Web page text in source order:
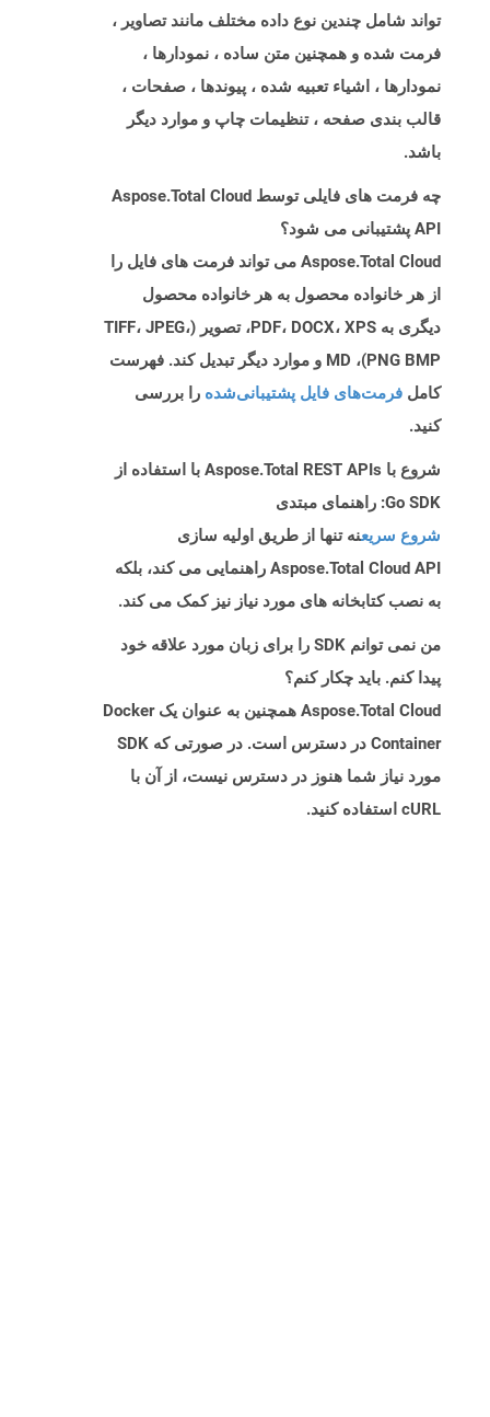
تواند شامل چندین نوع داده مختلف مانند تصاویر ،
فرمت شده و همچنین متن ساده ، نمودارها ،
نمودارها ، اشیاء تعبیه شده ، پیوندها ، صفحات ،
قالب بندی صفحه ، تنظیمات چاپ و موارد دیگر
باشد.
چه فرمت های فایلی توسط Aspose.Total Cloud
API پشتیبانی می شود؟
Aspose.Total Cloud می تواند فرمت های فایل را
از هر خانواده محصول به هر خانواده محصول
دیگری به PDF، DOCX، XPS، تصویر (TIFF، JPEG،
PNG BMP)، MD و موارد دیگر تبدیل کند. فهرست
کامل فرمت‌های فایل پشتیبانی‌شده را بررسی
کنید.
شروع با Aspose.Total REST APIs با استفاده از
Go SDK: راهنمای مبتدی
شروع سریعنه تنها از طریق اولیه سازی
Aspose.Total Cloud API راهنمایی می کند، بلکه
به نصب کتابخانه های مورد نیاز نیز کمک می کند.
من نمی توانم SDK را برای زبان مورد علاقه خود
پیدا کنم. باید چکار کنم؟
Aspose.Total Cloud همچنین به عنوان یک Docker
Container در دسترس است. در صورتی که SDK
مورد نیاز شما هنوز در دسترس نیست، از آن با
cURL استفاده کنید.